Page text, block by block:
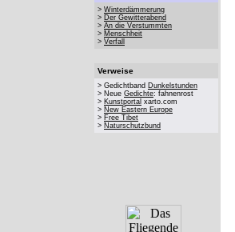
> Winterdämmerung
> Der Gewitterabend
> An die Verstummten
> Menschheit
> Verfall
Verweise
> Gedichtband Dunkelstunden
> Neue Gedichte: fahnenrost
> Kunstportal xarto.com
> New Eastern Europe
> Free Tibet
> Naturschutzbund